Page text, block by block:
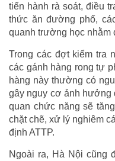
tiến hành rà soát, điều
thức ăn đường phố,
quanh trường học nhằm
Trong các đợt kiểm tra
các gánh hàng rong tự
hàng này thường có
gây nguy cơ ảnh hưởng
quan chức năng sẽ
chặt chẽ, xử lý nghiêm
định ATTP.
Ngoài ra, Hà Nội cũng